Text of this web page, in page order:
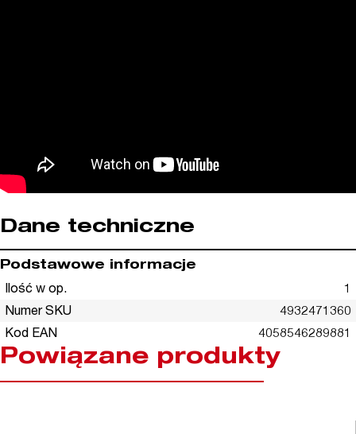
Dane techniczne
Podstawowe informacje
Ilość w op.
1
Numer SKU
4932471360
Kod EAN
4058546289881
Powiązane produkty